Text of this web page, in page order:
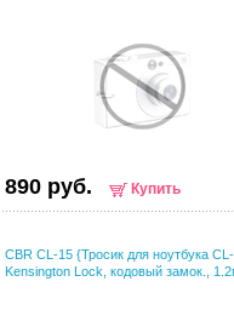
890 руб. Купить
CBR CL-15 {Тросик для ноутбука
Kensington Lock, кодовый замок.,